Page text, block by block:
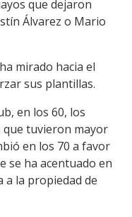
que dejaron
Álvarez o Mario
mirado hacia el
sus plantillas.
en los 60, los
tuvieron mayor
en los 70 a favor
se ha acentuado en
a la propiedad de